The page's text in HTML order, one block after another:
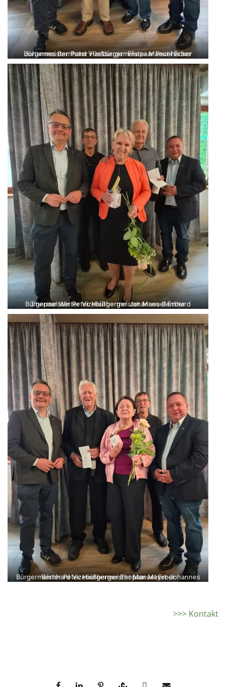
Bürgermeister Peter Hießberger Ehepaar Pechhacker Johannes Bernhard Vizebürgermeister Manuel Erber
Bürgermeister Peter Hießberger Johannes Bernhard Ehepaar Winter Vizebürgermeister Manuel Erber
Bürgermeister Peter Hießberger Ehepaar Mayer Johannes Bernhard Vizebürgermeister Manuel Erber
>>> Kontakt